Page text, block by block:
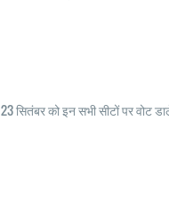
23 सितंबर को इन सभी सीटों पर वोट